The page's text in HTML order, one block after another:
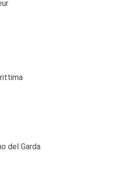
del Garda